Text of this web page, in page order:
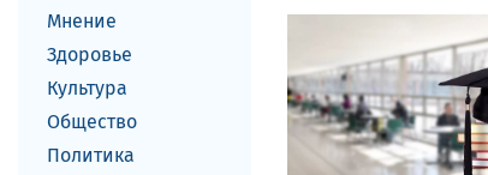
Мнение
Здоровье
Культура
Общество
Политика